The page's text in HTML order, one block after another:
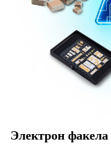
Электрон факела